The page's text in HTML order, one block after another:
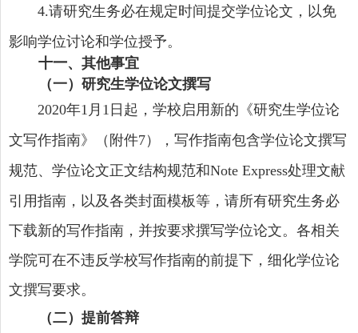
4.请研究生务必在规定时间提交学位论文，以免
影响学位讨论和学位授予。
十一、其他事宜
（一）研究生学位论文撰写
2020年1 月 1 日起，学校启用新的《研究生学位论
文写作指南》（附件7），写作指南包含学位论文撰写
规范、学位论文正文结构规范和Note Express处理文献
引用指南，以及各类封面模板等，请所有研究生务必
下载新的写作指南，并按要求撰写学位论文。各相关
学院可在不违反学校写作指南的前提下，细化学位论
文撰写要求。
（二）提前答辩